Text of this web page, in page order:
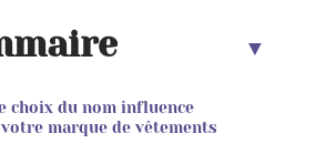
choix du nom influence
marque de vêtements